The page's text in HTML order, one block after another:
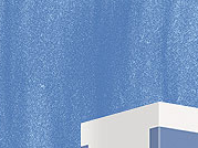
저 걷다
을 부른다
탄생